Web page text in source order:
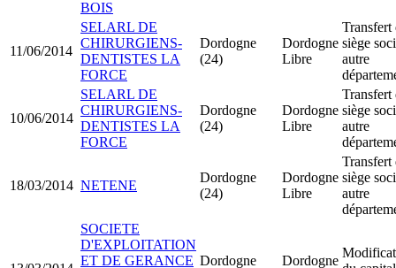
BOIS
11/06/2014
SELARL DE
CHIRURGIENS-
DENTISTES LA
FORCE
Dordogne
(24)
Dordogne
Libre
Transfert
siège
autre
10/06/2014
SELARL DE
CHIRURGIENS-
DENTISTES LA
FORCE
Dordogne
(24)
Dordogne
Libre
Transfert
siège
autre
18/03/2014 NETENE
Dordogne
(24)
Dordogne
Libre
Transfert
siège
autre
SOCIETE
D'EXPLOITATION
ET DE GERANCE Dordogne
Dordogne